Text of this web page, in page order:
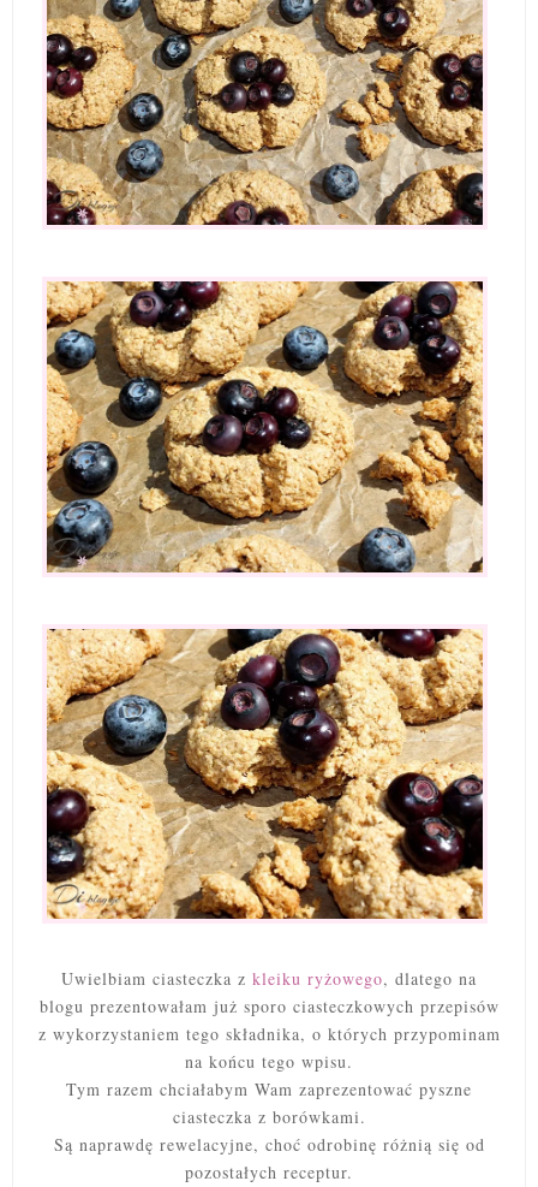
Uwielbiam ciasteczka z kleiku ryżowego, dlatego na
blogu prezentowałam już sporo ciasteczkowych przepisów
z wykorzystaniem tego składnika, o których przypominam
na końcu tego wpisu.
Tym razem chciałabym Wam zaprezentować pyszne
ciasteczka z borówkami.
Są naprawdę rewelacyjne, choć odrobinę różnią się od
pozostałych receptur.